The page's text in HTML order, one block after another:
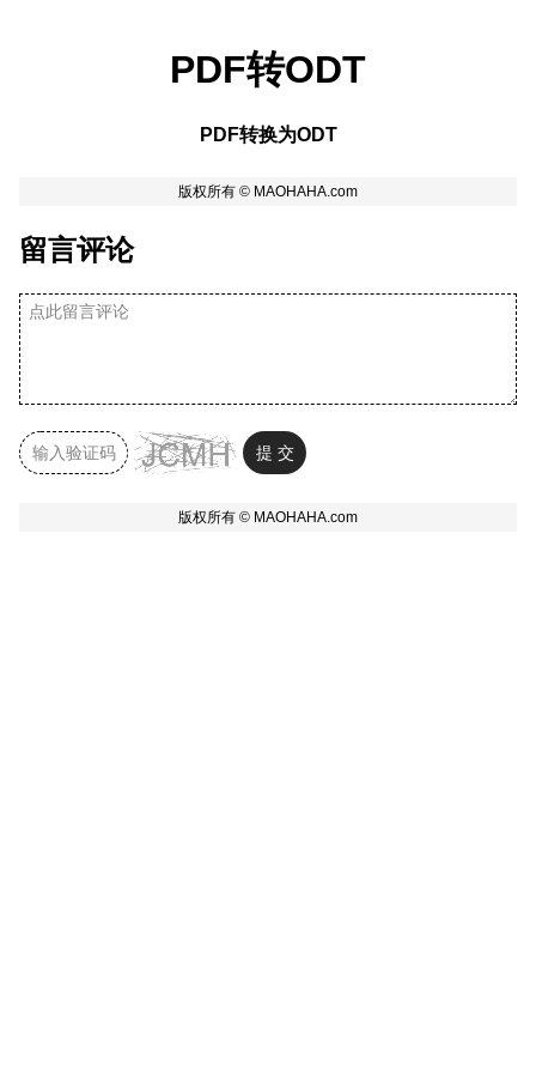
PDF转ODT
PDF转换为ODT
留言评论